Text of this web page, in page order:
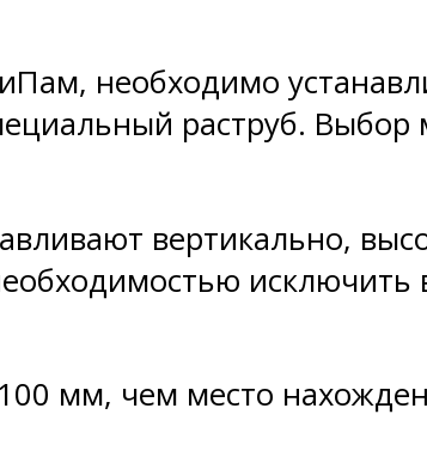
необходимо
раструб. Выбор
вертикально,
исключить
мм, чем место